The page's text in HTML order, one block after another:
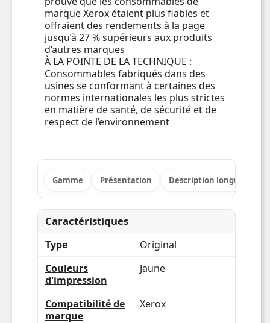
marque Xerox étaient plus fiables et
offraient des rendements à la page
jusqu’à 27 % supérieurs aux produits
d’autres marques
À LA POINTE DE LA TECHNIQUE :
Consommables fabriqués dans des
usines se conformant à certaines des
normes internationales les plus strictes
en matière de santé, de sécurité et de
respect de l’environnement
Gamme Présentation Description longue
Caractéristiques
Type
Original
Couleurs
d'impression
Jaune
Compatibilité de
marque
Xerox